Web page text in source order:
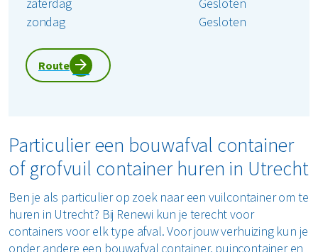
zondag
Gesloten
Route
Particulier een bouwafval container
of grofvuil container huren in Utrecht
Ben je als particulier op zoek naar een vuilcontainer om te
huren in Utrecht? Bij Renewi kun je terecht voor
containers voor elk type afval. Voor jouw verhuizing kun je
onder andere een bouwafval container, puincontainer en